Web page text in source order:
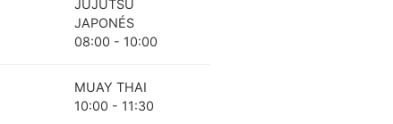
JUJUTSU
JAPONÉS
08:00 - 10:00
MUAY THAI
10:00 - 11:30